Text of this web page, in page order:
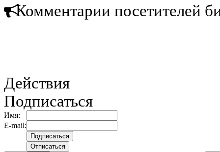
Комментарии посетителей
Действия
Подписаться
Имя:
E-mail: